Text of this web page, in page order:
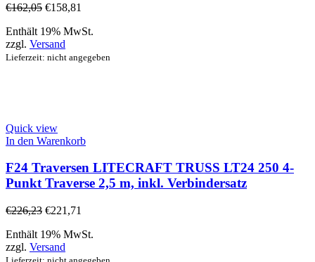
€162,05 €158,81
Enthält 19% MwSt.
zzgl. Versand
Lieferzeit: nicht angegeben
Quick view
In den Warenkorb
F24 Traversen LITECRAFT TRUSS LT24 250 4-
Punkt Traverse 2,5 m, inkl. Verbindersatz
€226,23 €221,71
Enthält 19% MwSt.
zzgl. Versand